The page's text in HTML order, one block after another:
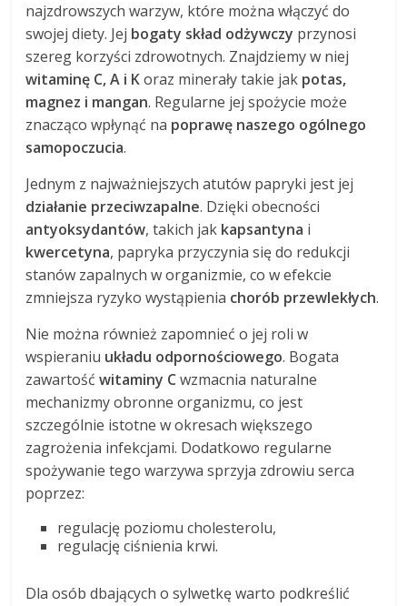
najzdrowszych warzyw, które można włączyć do
swojej diety. Jej bogaty skład odżywczy przynosi
szereg korzyści zdrowotnych. Znajdziemy w niej
witaminę C, A i Koraz minerały takie jak potas,
magnez i mangan. Regularne jej spożycie może
znacząco wpłynąć na poprawę naszego ogólnego
samopoczucia.
Jednym z najważniejszych atutów papryki jest jej
działanie przeciwzapalne. Dzięki obecności
antyoksydantów, takich jak kapsantyna i
kwercetyna, papryka przyczynia się do redukcji
stanów zapalnych w organizmie, co w efekcie
zmniejsza ryzyko wystąpienia chorób przewlekłych.
Nie można również zapomnieć o jej roli w
wspieraniu układu odpornościowego. Bogata
zawartośćwitaminy Cwzmacnia naturalne
mechanizmy obronne organizmu, co jest
szczególnie istotne w okresach większego
zagrożenia infekcjami. Dodatkowo regularne
spożywanie tego warzywa sprzyja zdrowiu serca
poprzez:
regulację poziomu cholesterolu,
regulację ciśnienia krwi.
Dla osób dbających o sylwetkę warto podkreślić